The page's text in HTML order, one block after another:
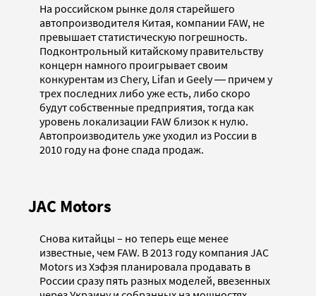
На российском рынке доля старейшего
автопроизводителя Китая, компании FAW, не
превышает статистическую погрешность.
Подконтрольный китайскому правительству
концерн намного проигрывает своим
конкурентам из Chery, Lifan и Geely ― причем у
трех последних либо уже есть, либо скоро
будут собственные предприятия, тогда как
уровень локализации FAW близок к нулю.
Автопроизводитель уже уходил из России в
2010 году на фоне спада продаж.
JAC Motors
Снова китайцы – но теперь еще менее
известные, чем FAW. В 2013 году компания JAC
Motors из Хэфэя планировала продавать в
России сразу пять разных моделей, ввезенных